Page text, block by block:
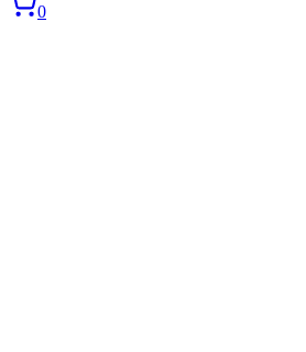
0